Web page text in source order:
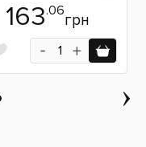
163.06
грн